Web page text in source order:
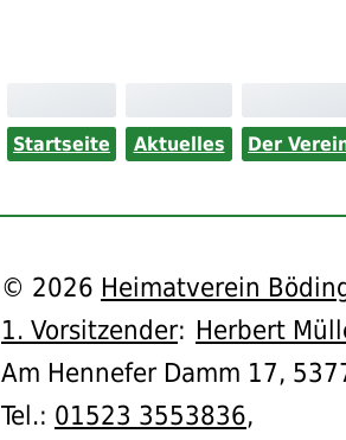
Startseite Aktuelles Der
© 2026 Heimatverein
1. Vorsitzender: Herbert
Am Hennefer Damm 17,
Tel.: 01523 3553836,